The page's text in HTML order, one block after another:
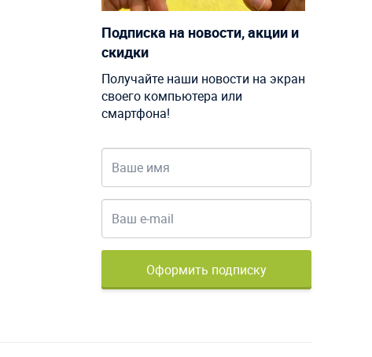
Подписка на новости, акции и
скидки
Получайте наши новости на экран
своего компьютера или
смартфона!
Оформить подписку